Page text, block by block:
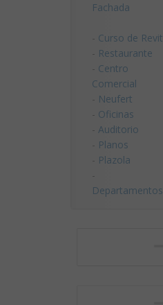
Fachada
- Curso de Revit
- Restaurante
- Centro
Comercial
- Neufert
- Oficinas
- Auditorio
- Planos
- Plazola
-
Departamentos